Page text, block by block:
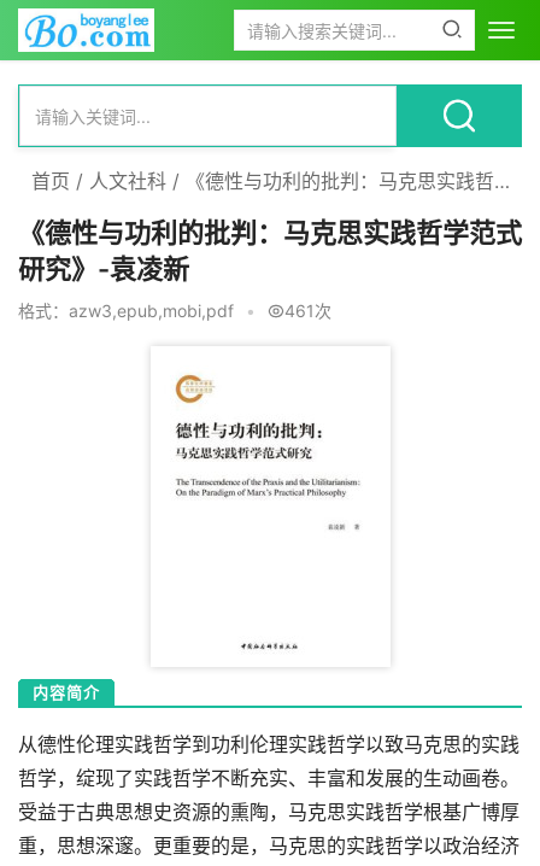
首页 / 人文社科 / 《德性与功利的批判：马克思实践哲学范式研究》-袁凌新
《德性与功利的批判：马克思实践哲学范式
研究》-袁凌新
格式：azw3,epub,mobi,pdf • 461次
内容简介
从德性伦理实践哲学到功利伦理实践哲学以致马克思的实践
哲学，绽现了实践哲学不断充实、丰富和发展的生动画卷。
受益于古典思想史资源的熏陶，马克思实践哲学根基广博厚
重，思想深邃。更重要的是，马克思的实践哲学以政治经济